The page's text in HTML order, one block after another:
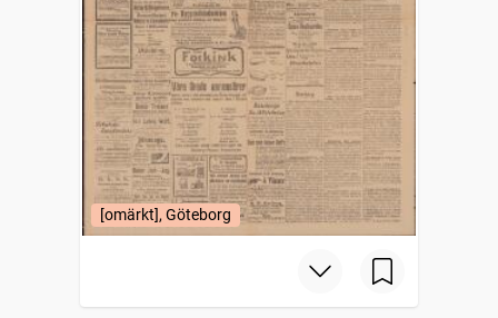
[omärkt], Göteborg